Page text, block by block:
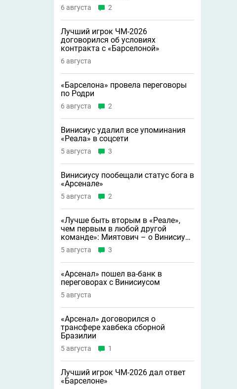
6 августа 2
Лучший игрок ЧМ-2026
договорился об условиях
контракта с «Барселоной»
6 августа
«Барселона» провела переговоры
по Родри
6 августа 2
Винисиус удалил все упоминания
«Реала» в соцсети
5 августа 3
Винисиусу пообещали статус бога в
«Арсенале»
5 августа 2
«Лучше быть вторым в «Реале»,
чем первым в любой другой
команде»: Миятович – о Винисиусе
в «Арсенале»
5 августа 3
«Арсенал» пошел ва-банк в
переговорах с Винисиусом
5 августа
«Арсенал» договорился о
трансфере хавбека сборной
Бразилии
5 августа 1
Лучший игрок ЧМ-2026 дал ответ
«Барселоне»